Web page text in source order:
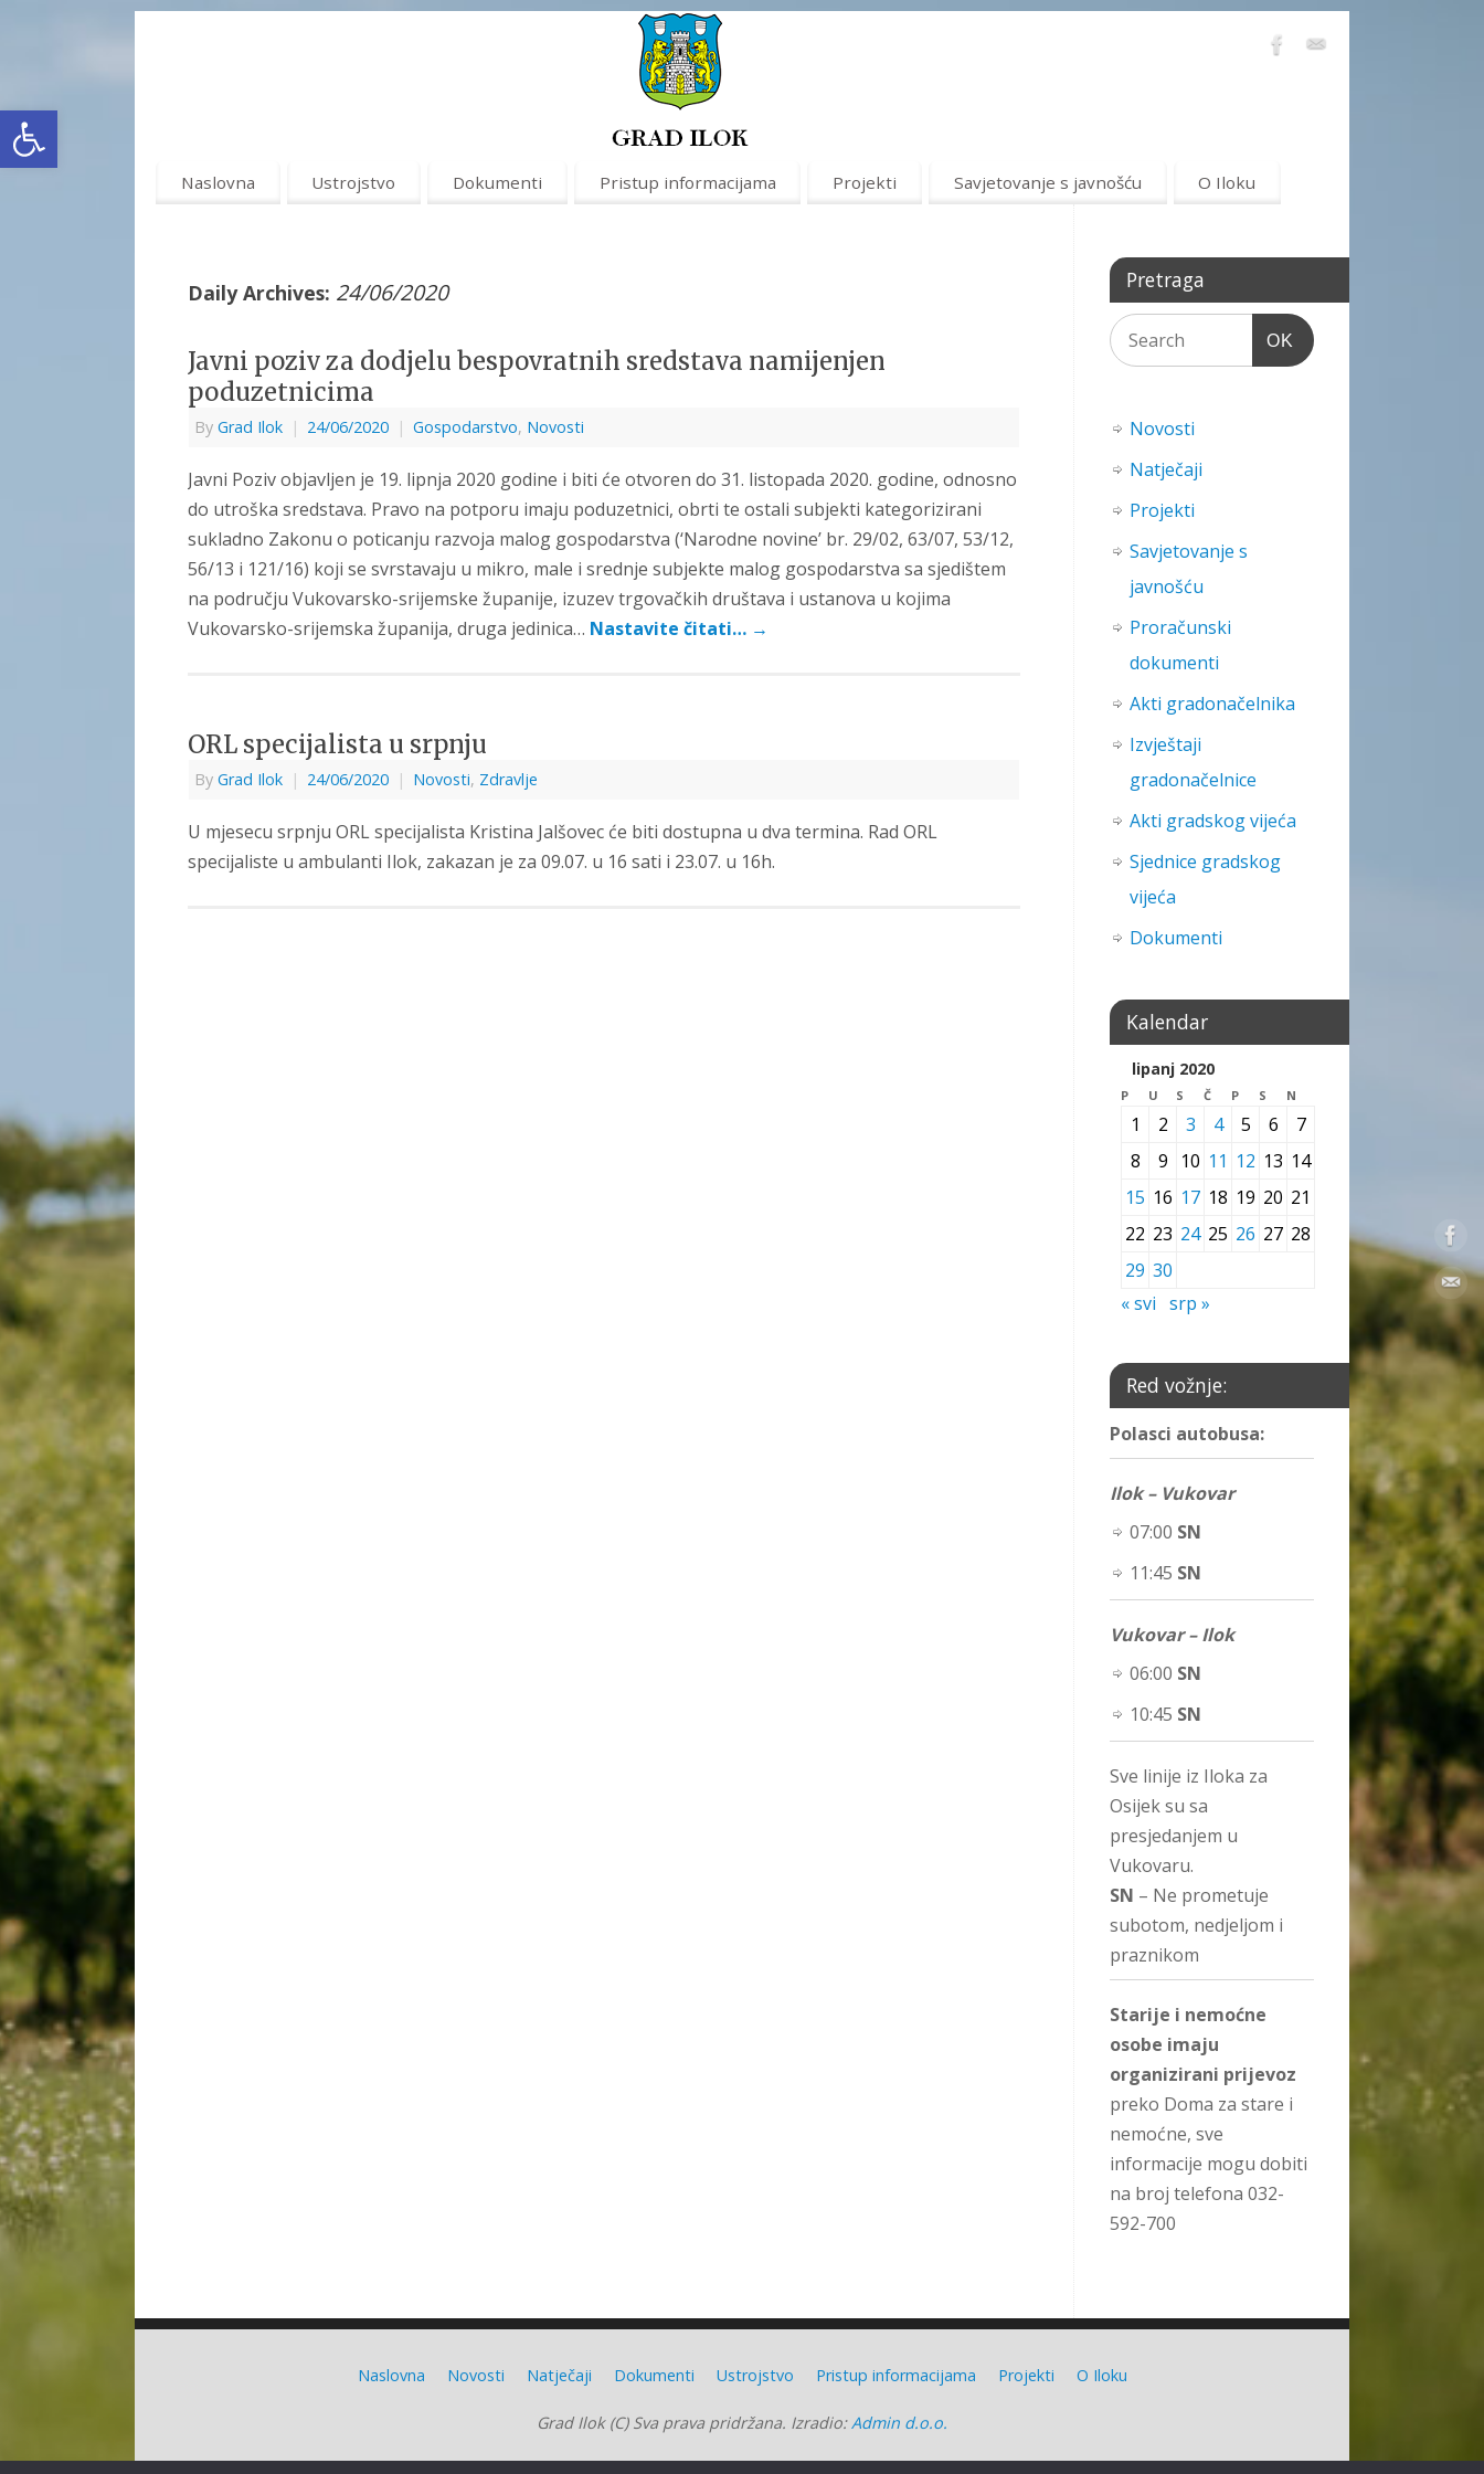
Open toolbar
Naslovna Ustrojstvo Dokumenti Pristup informacijama Projekti Savjetovanje s javnošću O Iloku
Daily Archives: 24/06/2020
Javni poziv za dodjelu bespovratnih sredstava namijenjen
poduzetnicima
By Grad Ilok | 24/06/2020 | Gospodarstvo, Novosti
Javni Poziv objavljen je 19. lipnja 2020 godine i biti će otvoren do 31. listopada 2020. godine, odnosno
do utroška sredstava. Pravo na potporu imaju poduzetnici, obrti te ostali subjekti kategorizirani
sukladno Zakonu o poticanju razvoja malog gospodarstva (‘Narodne novine’ br. 29/02, 63/07, 53/12,
56/13 i 121/16) koji se svrstavaju u mikro, male i srednje subjekte malog gospodarstva sa sjedištem
na području Vukovarsko-srijemske županije, izuzev trgovačkih društava i ustanova u kojima
Vukovarsko-srijemska županija, druga jedinica… Nastavite čitati… →
ORL specijalista u srpnju
By Grad Ilok | 24/06/2020 | Novosti, Zdravlje
U mjesecu srpnju ORL specijalista Kristina Jalšovec će biti dostupna u dva termina. Rad ORL
specijaliste u ambulanti Ilok, zakazan je za 09.07. u 16 sati i 23.07. u 16h.
Pretraga
OK
Novosti
Natječaji
Projekti
Savjetovanje s
javnošću
Proračunski
dokumenti
Akti gradonačelnika
Izvještaji
gradonačelnice
Akti gradskog vijeća
Sjednice gradskog
vijeća
Dokumenti
Kalendar
lipanj 2020
P U S Č P S N
1 2 3 4 5 6
7
8
9 10 11 12 13 14
15 16 17 18 19 20 21
22 23 24 25 26 27 28
29 30
« svi srp »
Red vožnje:
Polasci autobusa:
Ilok – Vukovar
07:00 SN
11:45 SN
Vukovar – Ilok
06:00 SN
10:45 SN
Sve linije iz Iloka za
Osijek su sa
presjedanjem u
Vukovaru.
SN – Ne prometuje
subotom, nedjeljom i
praznikom
Starije i nemoćne
osobe imaju
organizirani prijevoz
preko Doma za stare i
nemoćne, sve
informacije mogu dobiti
na broj telefona 032-
592-700
Naslovna Novosti Natječaji Dokumenti Ustrojstvo Pristup informacijama Projekti O Iloku
Grad Ilok (C) Sva prava pridržana. Izradio: Admin d.o.o.